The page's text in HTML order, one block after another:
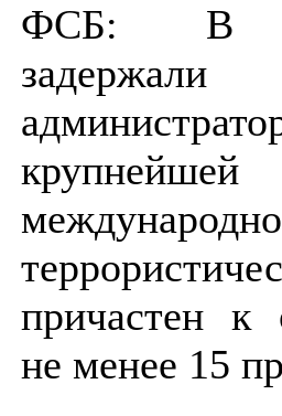
ФСБ: В
задержали
крупнейшей
причастен к
не менее 15